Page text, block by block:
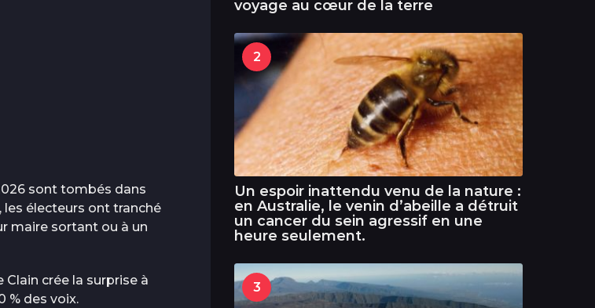
sont tombés dans
les électeurs ont tranché
maire sortant ou à un
crée la surprise à
% des voix.
voyage au cœur de la terre
2
Un espoir inattendu venu de la nature :
en Australie, le venin d’abeille a détruit
un cancer du sein agressif en une
heure seulement.
3